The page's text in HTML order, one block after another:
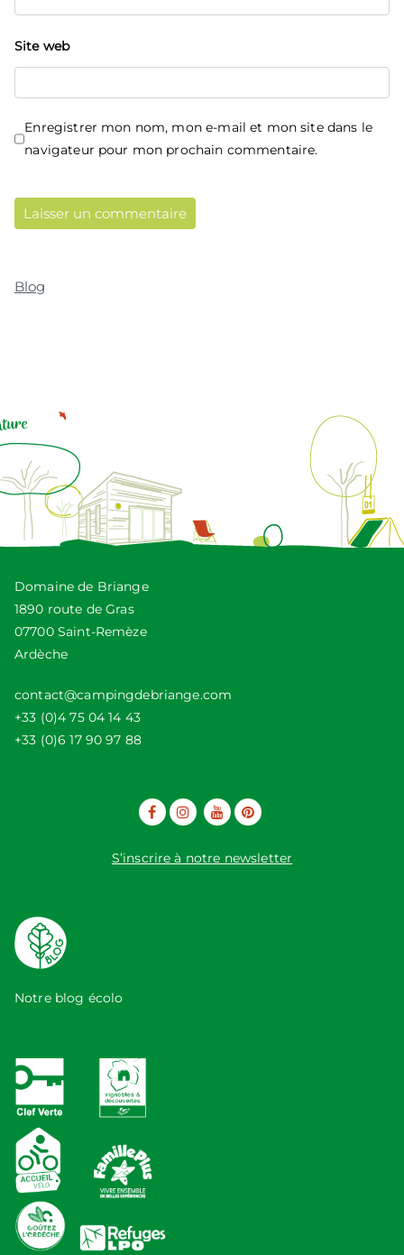
Site web
Enregistrer mon nom, mon e-mail et mon site dans le
navigateur pour mon prochain commentaire.
Blog
Domaine de Briange
1890 route de Gras
07700 Saint-Remèze
Ardèche
contact@campingdebriange.com
+33 (0)4 75 04 14 43
+33 (0)6 17 90 97 88
S’inscrire à notre newsletter
Notre blog écolo